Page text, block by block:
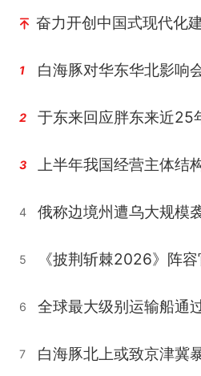
奋力开创中国式现代化
1
2
3
4
5 《披荆斩棘2026》阵
6
7 白海豚北上或致京津冀